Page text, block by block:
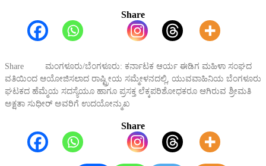
Share
Share ಮಂಗಳೂರು/ಬೆಂಗಳೂರು: ಕರ್ನಾಟಕ ಆರ್ಯ ಈಡಿಗ ಮಹಿಳಾ ಸಂಘದ
ವತಿಯಿಂದ ಆಯೋಜಿಸಲಾದ ರಾಷ್ಟ್ರೀಯ ಸಮ್ಮೇಳನದಲ್ಲಿ, ಯುವವಾಹಿನಿಯ ಬೆಂಗಳೂರು
ಘಟಕದ ಹೆಮ್ಮೆಯ ಸದಸ್ಯೆಯೂ ಹಾಗೂ ಪ್ರಸಕ್ತ ಲೆಕ್ಕಪರಿಶೋಧಕರೂ ಆಗಿರುವ ಶ್ರೀಮತಿ
ಅಕ್ಷತಾ ಸುಧೀರ್ ಅವರಿಗೆ ಉದಯೋನ್ಮುಖ
Share